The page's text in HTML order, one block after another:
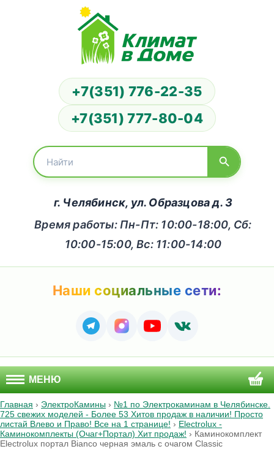
+7(351) 776-22-35
+7(351) 777-80-04
г. Челябинск, ул. Образцова д. 3
Время работы: Пн-Пт: 10:00-18:00, Сб:
10:00-15:00, Вс: 11:00-14:00
Наши социальные сети:
МЕНЮ
Главная › ЭлектроКамины › №1 по Электрокаминам в Челябинске.
725 свежих моделей - Более 53 Хитов продаж в наличии! Просто
листай Влево и Право! Все на 1 странице! › Electrolux -
Каминокомплекты (Очаг+Портал) Хит продаж! › Каминокомплект
Electrolux портал Bianco черная эмаль с очагом Classic